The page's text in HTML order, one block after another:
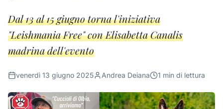
Dal 13 al 15 giugno torna l'iniziativa
"Leishmania Free" con Elisabetta Canalis
madrina dell'evento
venerdì 13 giugno 2025 Andrea Deiana 1 min di lettura